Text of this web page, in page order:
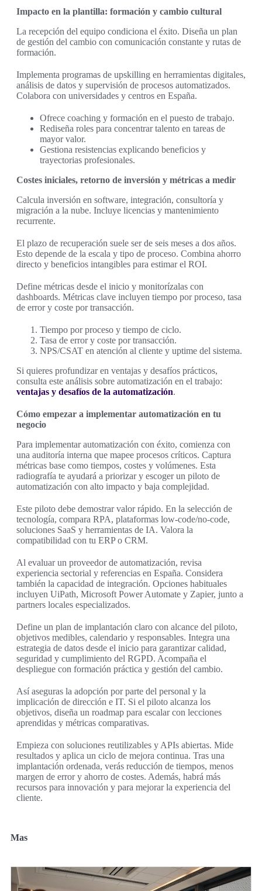
Impacto en la plantilla: formación y cambio cultural
La recepción del equipo condiciona el éxito. Diseña un plan
de gestión del cambio con comunicación constante y rutas de
formación.
Implementa programas de upskilling en herramientas digitales,
análisis de datos y supervisión de procesos automatizados.
Colabora con universidades y centros en España.
Ofrece coaching y formación en el puesto de trabajo.
Rediseña roles para concentrar talento en tareas de
mayor valor.
Gestiona resistencias explicando beneficios y
trayectorias profesionales.
Costes iniciales, retorno de inversión y métricas a medir
Calcula inversión en software, integración, consultoría y
migración a la nube. Incluye licencias y mantenimiento
recurrente.
El plazo de recuperación suele ser de seis meses a dos años.
Esto depende de la escala y tipo de proceso. Combina ahorro
directo y beneficios intangibles para estimar el ROI.
Define métricas desde el inicio y monitorízalas con
dashboards. Métricas clave incluyen tiempo por proceso, tasa
de error y coste por transacción.
Tiempo por proceso y tiempo de ciclo.
Tasa de error y coste por transacción.
NPS/CSAT en atención al cliente y uptime del sistema.
Si quieres profundizar en ventajas y desafíos prácticos,
consulta este análisis sobre automatización en el trabajo:
ventajas y desafíos de la automatización.
Cómo empezar a implementar automatización en tu
negocio
Para implementar automatización con éxito, comienza con
una auditoría interna que mapee procesos críticos. Captura
métricas base como tiempos, costes y volúmenes. Esta
radiografía te ayudará a priorizar y escoger un piloto de
automatización con alto impacto y baja complejidad.
Este piloto debe demostrar valor rápido. En la selección de
tecnología, compara RPA, plataformas low-code/no-code,
soluciones SaaS y herramientas de IA. Valora la
compatibilidad con tu ERP o CRM.
Al evaluar un proveedor de automatización, revisa
experiencia sectorial y referencias en España. Considera
también la capacidad de integración. Opciones habituales
incluyen UiPath, Microsoft Power Automate y Zapier, junto a
partners locales especializados.
Define un plan de implantación claro con alcance del piloto,
objetivos medibles, calendario y responsables. Integra una
estrategia de datos desde el inicio para garantizar calidad,
seguridad y cumplimiento del RGPD. Acompaña el
despliegue con formación práctica y gestión del cambio.
Así aseguras la adopción por parte del personal y la
implicación de dirección e IT. Si el piloto alcanza los
objetivos, diseña un roadmap para escalar con lecciones
aprendidas y métricas comparativas.
Empieza con soluciones reutilizables y APIs abiertas. Mide
resultados y aplica un ciclo de mejora continua. Tras una
implantación ordenada, verás reducción de tiempos, menos
margen de error y ahorro de costes. Además, habrá más
recursos para innovación y para mejorar la experiencia del
cliente.
Mas